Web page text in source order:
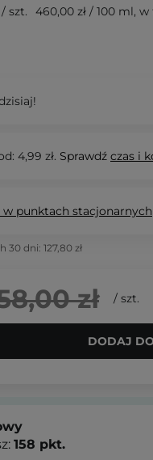
/ szt. 460,00 zł / 100 ml, w
4,99 zł. Sprawdź czas i
w punktach stacjonarnych
30 dni: 127,80 zł
zł / szt.
DODAJ
158 pkt.